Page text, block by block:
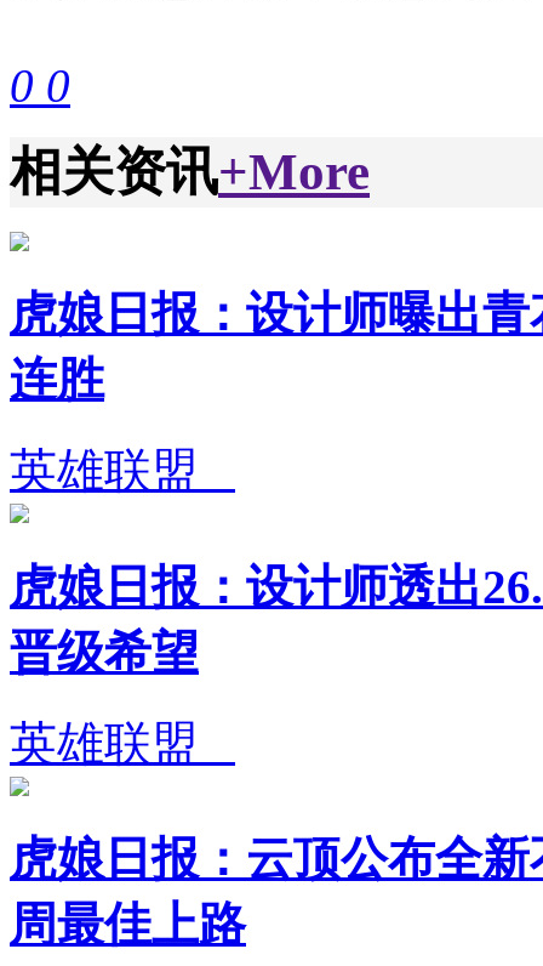
0 0
相关资讯+More
虎娘日报：设计师曝出
连胜
英雄联盟
虎娘日报：设计师透出
晋级希望
英雄联盟
虎娘日报：云顶公布全
周最佳上路